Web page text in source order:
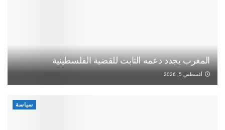
المغرب يجدد دعمه الثابت للقضية الفلسطينية
أغسطس 5, 2026
سياسة